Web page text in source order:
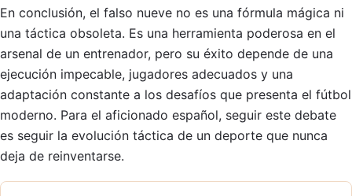
En conclusión, el falso nueve no es una fórmula mágica ni
una táctica obsoleta. Es una herramienta poderosa en el
arsenal de un entrenador, pero su éxito depende de una
ejecución impecable, jugadores adecuados y una
adaptación constante a los desafíos que presenta el fútbol
moderno. Para el aficionado español, seguir este debate
es seguir la evolución táctica de un deporte que nunca
deja de reinventarse.